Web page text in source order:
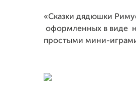
«Сказки дядюшки
оформленных в виде
простыми мини-